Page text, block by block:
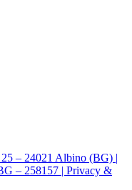
– 24021 Albino (BG) |
– 258157 | Privacy &